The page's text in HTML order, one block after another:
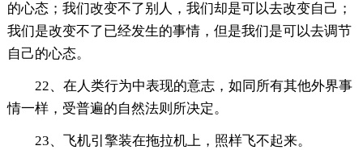
的心态；我们改变不了别人，我们却是可以去改变自己；
我们是改变不了已经发生的事情，但是我们是可以去调节
自己的心态。
22、在人类行为中表现的意志，如同所有其他外界事
情一样，受普遍的自然法则所决定。
23、飞机引擎装在拖拉机上，照样飞不起来。